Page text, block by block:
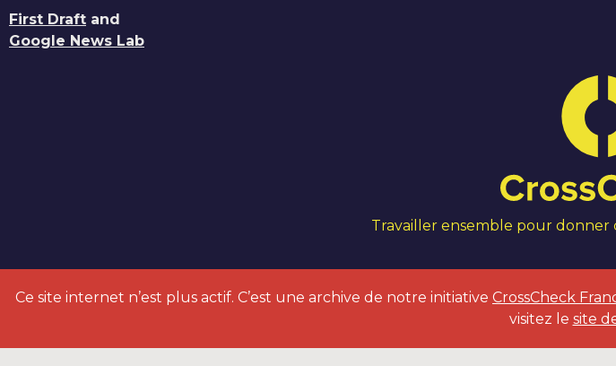
First Draft and
Google News Lab
Travailler ensemble pour
Ce site internet n’est plus actif. C’est une archive de notre initiative CrossCheck
visitez le site